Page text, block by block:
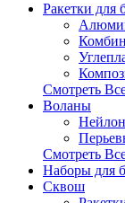
Ракетки для
Смотреть
Воланы
Смотреть
Наборы для
Сквош